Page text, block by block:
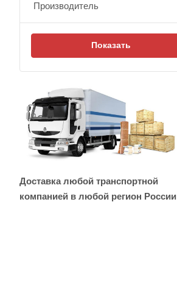
Производитель
Доставка любой транспортной
компанией в любой регион России